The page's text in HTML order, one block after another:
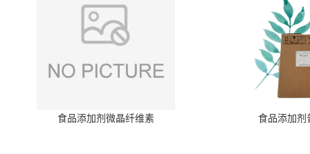
食品添加剂微晶纤维素 食品添加剂